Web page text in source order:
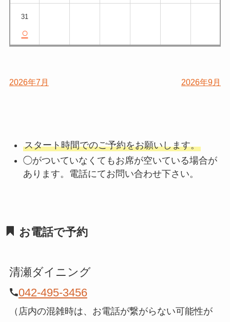
31
○
2026年7月 2026年9月
スタート時間でのご予約をお願いします。
◯がついていなくてもお席が空いている場合が
あります。電話にてお問い合わせ下さい。
お電話で予約
清瀬ダイニング
042-495-3456
（店内の混雑時は、お電話が繋がらない可能性が